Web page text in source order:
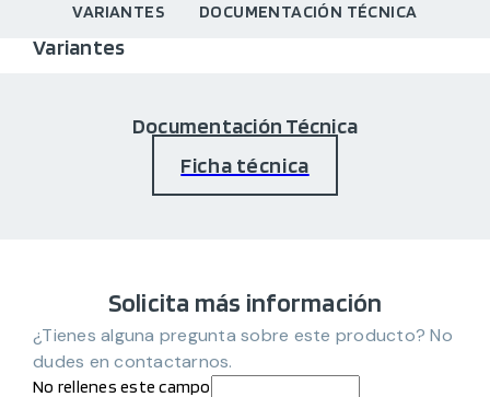
VARIANTES DOCUMENTACIÓN TÉCNICA
Variantes
Documentación Técnica
Ficha técnica
Solicita más información
¿Tienes alguna pregunta sobre este producto? No
dudes en contactarnos.
No rellenes este campo